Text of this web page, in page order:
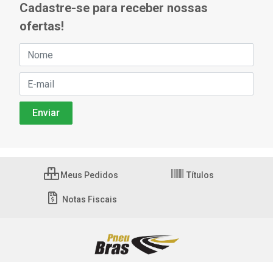
Cadastre-se para receber nossas
ofertas!
Meus Pedidos Títulos
Notas Fiscais